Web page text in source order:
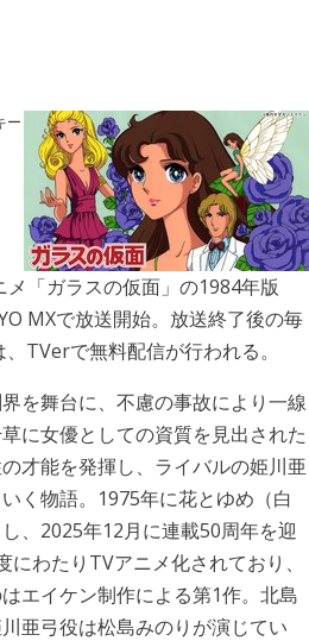
ー
メ「ガラスの仮面」の1984年版
MXで放送開始。放送終了後の毎
TVerで無料配信が行われる。
を舞台に、不慮の事故により一線
に女優としての資質を見出された
才能を発揮し、ライバルの姫川亜
く物語。1975年に花とゆめ（白
、2025年12月に連載50周年を迎
にわたりTVアニメ化されており、
エイケン制作による第1作。北島
亜弓役は松島みのりが演じてい